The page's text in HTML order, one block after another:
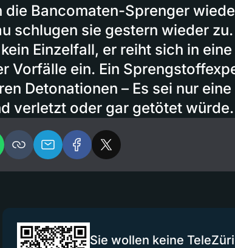
die Bancomaten-Sprenger
schlugen sie gestern wieder
Einzelfall, er reiht sich in
Vorfälle ein. Ein
Detonationen – Es sei nur
verletzt oder gar getötet würde.
Sie wollen keine